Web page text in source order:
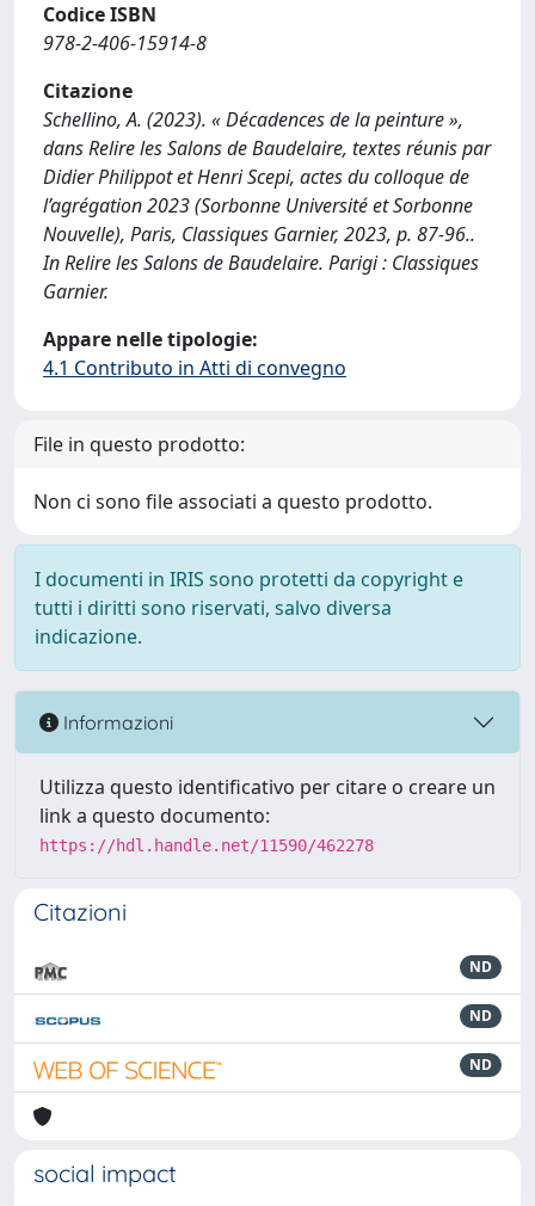
Codice ISBN
978-2-406-15914-8
Citazione
Schellino, A. (2023). « Décadences de la peinture »,
dans Relire les Salons de Baudelaire, textes réunis par
Didier Philippot et Henri Scepi, actes du colloque de
l’agrégation 2023 (Sorbonne Université et Sorbonne
Nouvelle), Paris, Classiques Garnier, 2023, p. 87-96..
In Relire les Salons de Baudelaire. Parigi : Classiques
Garnier.
Appare nelle tipologie:
4.1 Contributo in Atti di convegno
File in questo prodotto:
Non ci sono file associati a questo prodotto.
I documenti in IRIS sono protetti da copyright e
tutti i diritti sono riservati, salvo diversa
indicazione.
Informazioni
Utilizza questo identificativo per citare o creare un
link a questo documento:
https://hdl.handle.net/11590/462278
Citazioni
ND
ND
ND
social impact